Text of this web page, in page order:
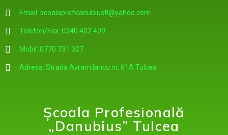
Email: scoalaprofdanubiustl@yahoo.com
Telefon/Fax: 0340 402 409
Mobil: 0770 731 027
Adresa: Strada Avram Iancu nr. 61A Tulcea
Școala Profesională
„Danubius” Tulcea